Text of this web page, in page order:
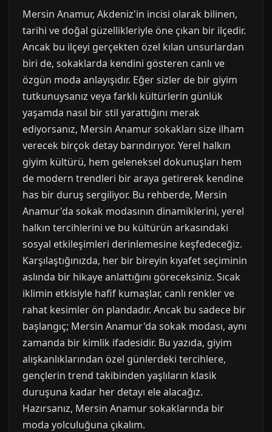
Mersin Anamur, Akdeniz'in incisi olarak bilinen,
tarihi ve doğal güzellikleriyle öne çıkan bir ilçedir.
Ancak bu ilçeyi gerçekten özel kılan unsurlardan
biri de, sokaklarda kendini gösteren canlı ve
özgün moda anlayışıdır. Eğer sizler de bir giyim
tutkunuysanız veya farklı kültürlerin günlük
yaşamda nasıl bir stil yarattığını merak
ediyorsanız, Mersin Anamur sokakları size ilham
verecek birçok detay barındırıyor. Yerel halkın
giyim kültürü, hem geleneksel dokunuşları hem
de modern trendleri bir araya getirerek kendine
has bir duruş sergiliyor. Bu rehberde, Mersin
Anamur'da sokak modasının dinamiklerini, yerel
halkın tercihlerini ve bu kültürün arkasındaki
sosyal etkileşimleri derinlemesine keşfedeceğiz.
Karşılaştığınızda, her bir bireyin kıyafet seçiminin
aslında bir hikaye anlattığını göreceksiniz. Sıcak
iklimin etkisiyle hafif kumaşlar, canlı renkler ve
rahat kesimler ön plandadır. Ancak bu sadece bir
başlangıç; Mersin Anamur'da sokak modası, aynı
zamanda bir kimlik ifadesidir. Bu yazıda, giyim
alışkanlıklarından özel günlerdeki tercihlere,
gençlerin trend takibinden yaşlıların klasik
duruşuna kadar her detayı ele alacağız.
Hazırsanız, Mersin Anamur sokaklarında bir
moda yolculuğuna çıkalım.